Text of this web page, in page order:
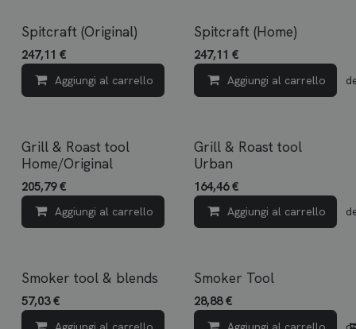
Spitcraft (Original)
247,11 €
Aggiungi al carrello Aggiungi alla lista dei
Spitcraft (Home)
247,11 €
Aggiungi al carrello
Grill & Roast tool
Home/Original
205,79€
Aggiungi al carrello Aggiungi alla lista dei
Grill & Roast tool
Urban
164,46€
Aggiungi al carrello
Smoker tool & blends
57,03€
Smoker Tool
28,88€